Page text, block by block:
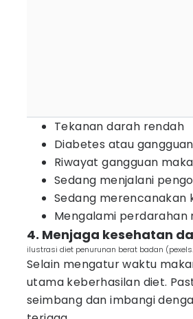
Tekanan darah rendah
Diabetes atau
Riwayat gangguan
Sedang menjalani
Sedang merencanakan
Mengalami perdarahan
4. Menjaga kesehatan
ilustrasi diet penurunan berat badan
Selain mengatur waktu
utama keberhasilan diet.
seimbang dan imbangi